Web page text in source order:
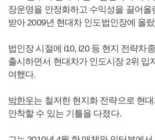
장운영을 안정화하고 수익성을 끌어올
받아 2009년 현대차 인도법인장에 올
법인장 시절에 i10, i20 등 현지 전략차
출시하면서 현대차가 인도시장 2위 입
여했다.
박한우는 철저한 현지화 전략으로 현
안착할 수 있는 기틀을 다졌다.